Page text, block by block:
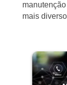
mais